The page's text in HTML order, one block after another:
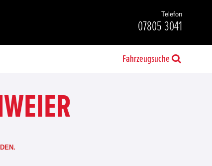
Telefon
07805 3041
Fahrzeugsuche